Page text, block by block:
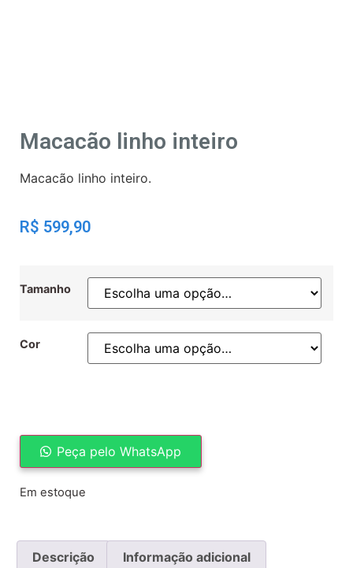
Macacão linho inteiro
Macacão linho inteiro.
R$ 599,90
Tamanho
Cor
Peça pelo WhatsApp
Em estoque
Descrição Informação adicional